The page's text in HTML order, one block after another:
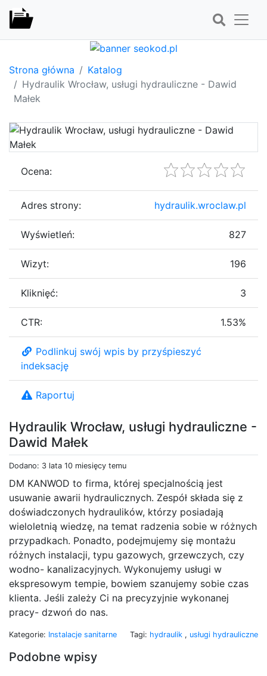
Strona główna
Katalog
Hydraulik Wrocław, usługi hydrauliczne - Dawid
Małek
Hydraulik Wrocław, usługi hydrauliczne -
Dawid Małek
Dodano: 3 lata 10 miesięcy temu
DM KANWOD to firma, której specjalnością jest
usuwanie awarii hydraulicznych. Zespół składa się z
doświadczonych hydraulików, którzy posiadają
wieloletnią wiedzę, na temat radzenia sobie w różnych
przypadkach. Ponadto, podejmujemy się montażu
różnych instalacji, typu gazowych, grzewczych, czy
wodno- kanalizacyjnych. Wykonujemy usługi w
ekspresowym tempie, bowiem szanujemy sobie czas
klienta. Jeśli zależy Ci na precyzyjnie wykonanej
pracy- dzwoń do nas.
Kategorie: Instalacje sanitarne Tagi: hydraulik , usługi hydrauliczne
Podobne wpisy
Ocena:
Adres strony: hydraulik.wroclaw.pl
Wyświetleń: 827
Wizyt: 196
Kliknięć: 3
CTR: 1.53%
Podlinkuj swój wpis by przyśpieszyć
indeksację
Raportuj